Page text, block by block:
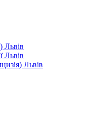
Львів
Львів
Львів